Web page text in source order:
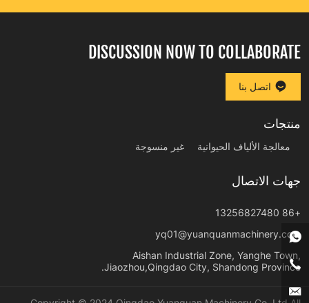
DISCUSSION NOW TO COLLABORATE
اتصل بنا
منتجات
معالجة الألياف الحيوانية غير منسوجة
جهات الاتصال
+86 13256827480
yq01@yuanquanmachinery.com
Aishan Industrial Zone, Yanghe Town,
Jiaozhou,Qingdao City, Shandong Province.